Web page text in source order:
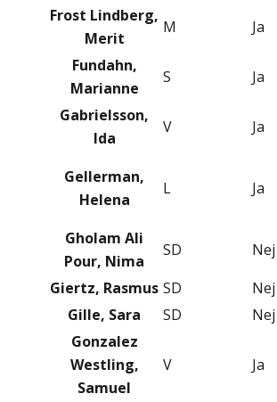
Frost Lindberg,
Merit
M Ja
Fundahn,
Marianne
S Ja
Gabrielsson,
Ida
V Ja
Gellerman,
Helena
L Ja
Gholam Ali
Pour, Nima
SD Nej
Giertz, Rasmus SD Nej
Gille, Sara
SD Nej
Gonzalez
Westling,
Samuel
V Ja